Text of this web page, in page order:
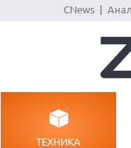
CNews|
ТЕХНИКА